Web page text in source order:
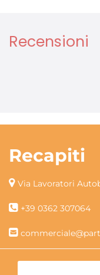
Recensioni
Recapiti
Via Lavoratori
+39 0362 307064